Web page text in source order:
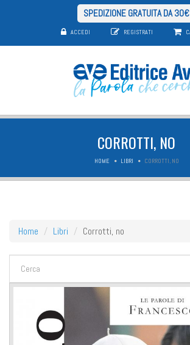
SPEDIZIONE GRATUITA DA 30€
ACCEDI REGISTRATI
CORROTTI, NO
HOME LIBRI CORROTTI, NO
Home Libri Corrotti, no
FORM DI RICERCA